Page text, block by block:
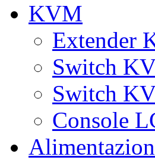
KVM
Extender
Switch
Switch
Console